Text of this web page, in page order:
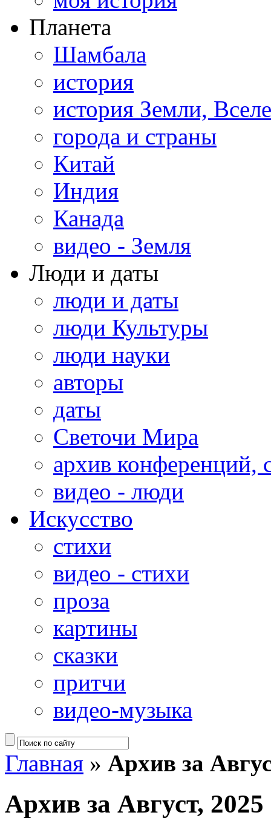
Планета
Шамбала
история
история Земли,
города и страны
Китай
Индия
Канада
видео - Земля
Люди и даты
люди и даты
люди Культуры
люди науки
авторы
даты
Светочи Мира
архив конференций,
видео - люди
Искусство
стихи
видео - стихи
проза
картины
сказки
притчи
видео-музыка
Главная » Архив за
Архив за Август, 2025